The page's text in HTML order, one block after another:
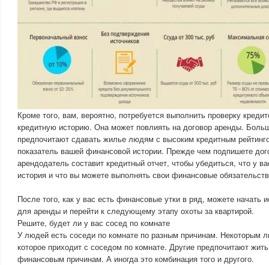
Кроме того, вам, вероятно, потребуется выполнить проверку
кредитную историю. Она может повлиять на договор аренды.
предпочитают сдавать жилье людям с высоким кредитным
показатель вашей финансовой истории. Прежде чем подпишете
арендодатель составит кредитный отчет, чтобы убедиться, что у
история и что вы можете выполнять свои финансовые
После того, как у вас есть финансовые утки в ряд, можете начать
для аренды и перейти к следующему этапу охоты за квартирой.
Решите, будет ли у вас сосед по комнате
У людей есть соседи по комнате по разным причинам. Некоторым
которое приходит с соседом по комнате. Другие предпочитают
финансовым причинам. А иногда это комбинация того и другого.